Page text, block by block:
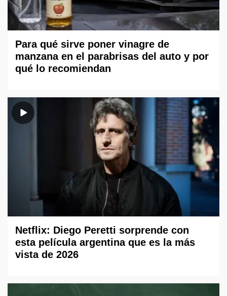
Para qué sirve poner vinagre de
manzana en el parabrisas del auto y por
qué lo recomiendan
Netflix: Diego Peretti sorprende con
esta película argentina que es la más
vista de 2026